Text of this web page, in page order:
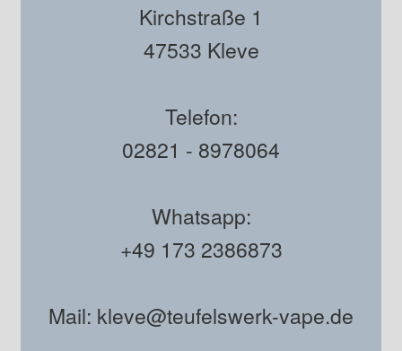
Kirchstraße 1
47533 Kleve
Telefon:
02821 - 8978064
Whatsapp:
+49 173 2386873
Mail: kleve@teufelswerk-vape.de